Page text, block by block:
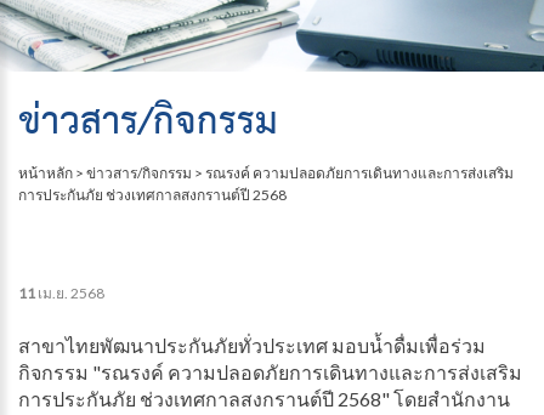
ข่าวสาร/กิจกรรม
หน้าหลัก > ข่าวสาร/กิจกรรม > รณรงค์ ความปลอดภัยการเดินทางและการส่งเสริม
การประกันภัย ช่วงเทศกาลสงกรานต์ปี 2568
11 เม.ย. 2568
สาขาไทยพัฒนาประกันภัยทั่วประเทศ มอบน้ำดื่มเพื่อร่วม
กิจกรรม "รณรงค์ ความปลอดภัยการเดินทางและการส่งเสริม
การประกันภัย ช่วงเทศกาลสงกรานต์ปี 2568" โดยสำนักงาน